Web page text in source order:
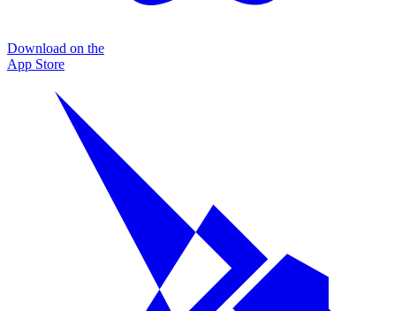
Download on the
App Store